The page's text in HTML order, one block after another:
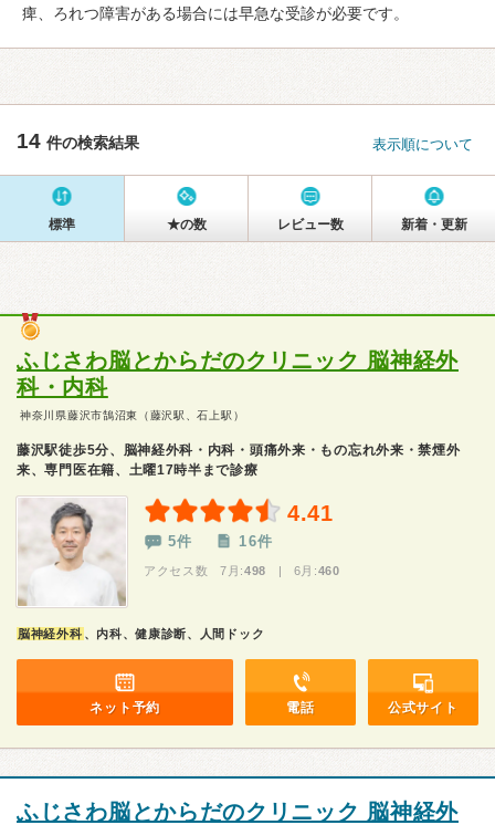
痺、ろれつ障害がある場合には早急な受診が必要です。
14 件の検索結果 表示順について
標準 ★の数 レビュー数 新着・更新
ふじさわ脳とからだのクリニック 脳神経外
科・内科
神奈川県藤沢市鵠沼東（藤沢駅、石上駅）
藤沢駅徒歩5分、脳神経外科・内科・頭痛外来・もの忘れ外来・禁煙外
来、専門医在籍、土曜17時半まで診療
4.41
5件 16件
アクセス数 7月:498 | 6月:460
脳神経外科 、内科、健康診断、人間ドック
ネット予約 電話 公式サイト
ふじさわ脳とからだのクリニック 脳神経外